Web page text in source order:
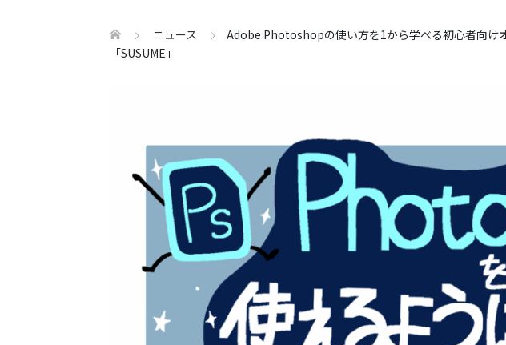
ニュース
Adobe Photoshopの使い方を1から学べる初心者向け
「SUSUME」